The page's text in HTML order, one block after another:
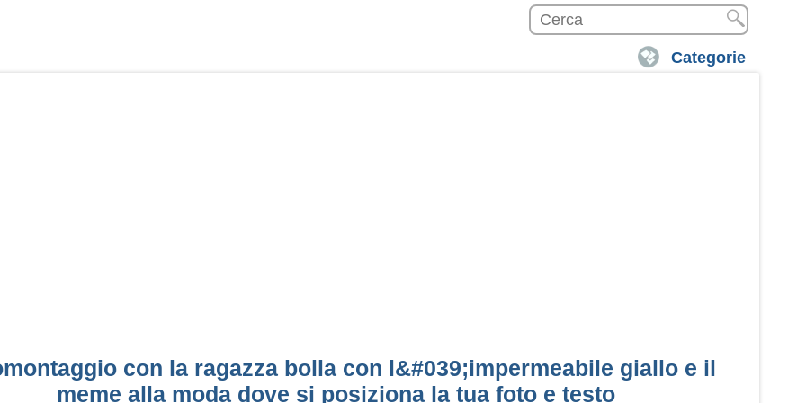
Categorie
con la ragazza bolla con l&#039;impermeabile giallo e il
meme alla moda dove si posiziona la tua foto e testo